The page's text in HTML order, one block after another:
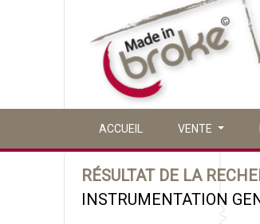
ACCUEIL VENTE
RÉSULTAT DE LA
INSTRUMENTATION